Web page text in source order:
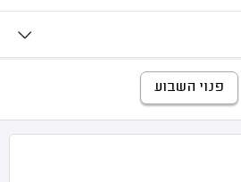
פנוי השבוע